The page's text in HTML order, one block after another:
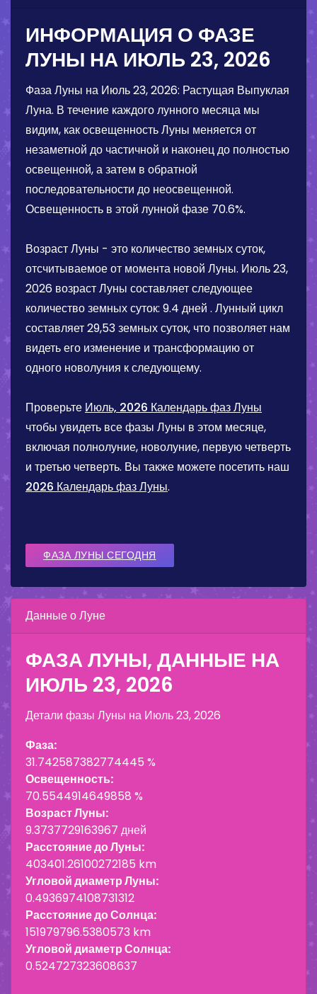
ИНФОРМАЦИЯ О ФАЗЕ
ЛУНЫ НА ИЮЛЬ 23, 2026
Фаза Луны на Июль 23, 2026: Растущая Выпуклая
Луна. В течение каждого лунного месяца мы
видим, как освещенность Луны меняется от
незаметной до частичной и наконец до полностью
освещенной, а затем в обратной
последовательности до неосвещенной.
Освещенность в этой лунной фазе 70.6%.
Возраст Луны - это количество земных суток,
отсчитываемое от момента новой Луны. Июль 23,
2026 возраст Луны составляет следующее
количество земных суток: 9.4 дней . Лунный цикл
составляет 29,53 земных суток, что позволяет нам
видеть его изменение и трансформацию от
одного новолуния к следующему.
Проверьте Июль, 2026 Календарь фаз Луны
чтобы увидеть все фазы Луны в этом месяце,
включая полнолуние, новолуние, первую четверть
и третью четверть. Вы также можете посетить наш
2026 Календарь фаз Луны.
ФАЗА ЛУНЫ СЕГОДНЯ
Данные о Луне
ФАЗА ЛУНЫ, ДАННЫЕ НА
ИЮЛЬ 23, 2026
Детали фазы Луны на Июль 23, 2026
Фаза:
31.742587382774445 %
Освещенность:
70.5544914649858 %
Возраст Луны:
9.3737729163967 дней
Расстояние до Луны:
403401.26100272185 km
Угловой диаметр Луны:
0.4936974108731312
Расстояние до Солнца:
151979796.5380573 km
Угловой диаметр Солнца:
0.524727323608637